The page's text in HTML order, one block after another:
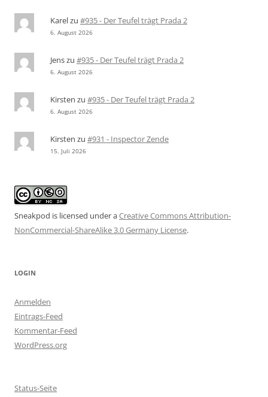
Karelzu #935 - Der Teufel trägt Prada 2
6. August 2026
Jenszu #935 - Der Teufel trägt Prada 2
6. August 2026
Kirsten zu #935 - Der Teufel trägt Prada 2
6. August 2026
Kirsten zu #931 - Inspector Zende
15. Juli 2026
Sneakpod is licensed under aCreative Commons Attribution-
NonCommercial-ShareAlike 3.0 Germany License.
LOGIN
Anmelden
Eintrags-Feed
Kommentar-Feed
WordPress.org
Status-Seite